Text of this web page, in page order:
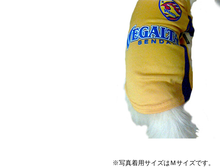
※写真着用サイズはＭサイズです。